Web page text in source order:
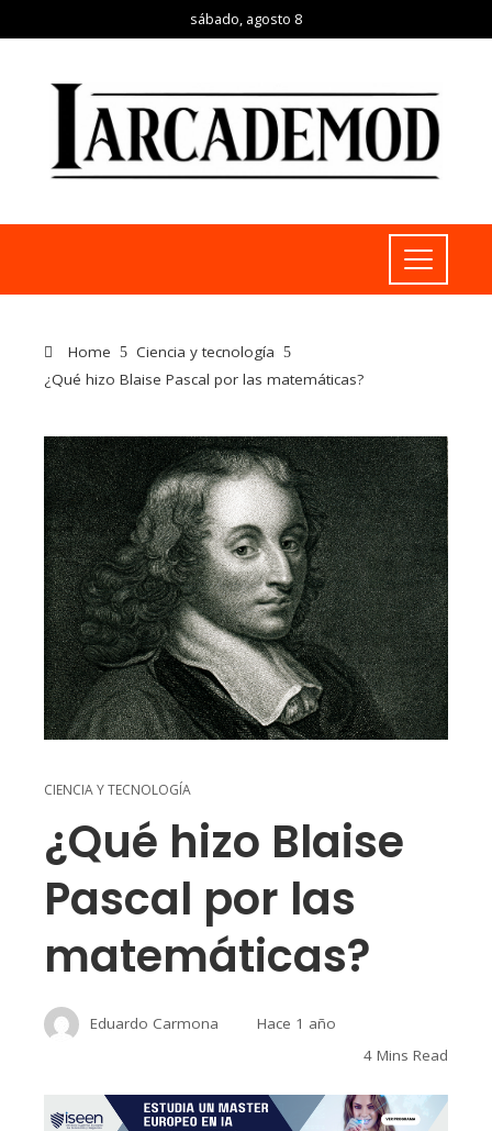
sábado, agosto 8
Home
Ciencia y tecnología
¿Qué hizo Blaise Pascal por las matemáticas?
CIENCIA Y TECNOLOGÍA
¿Qué hizo Blaise
Pascal por las
matemáticas?
Eduardo Carmona
Hace 1 año
4 Mins Read